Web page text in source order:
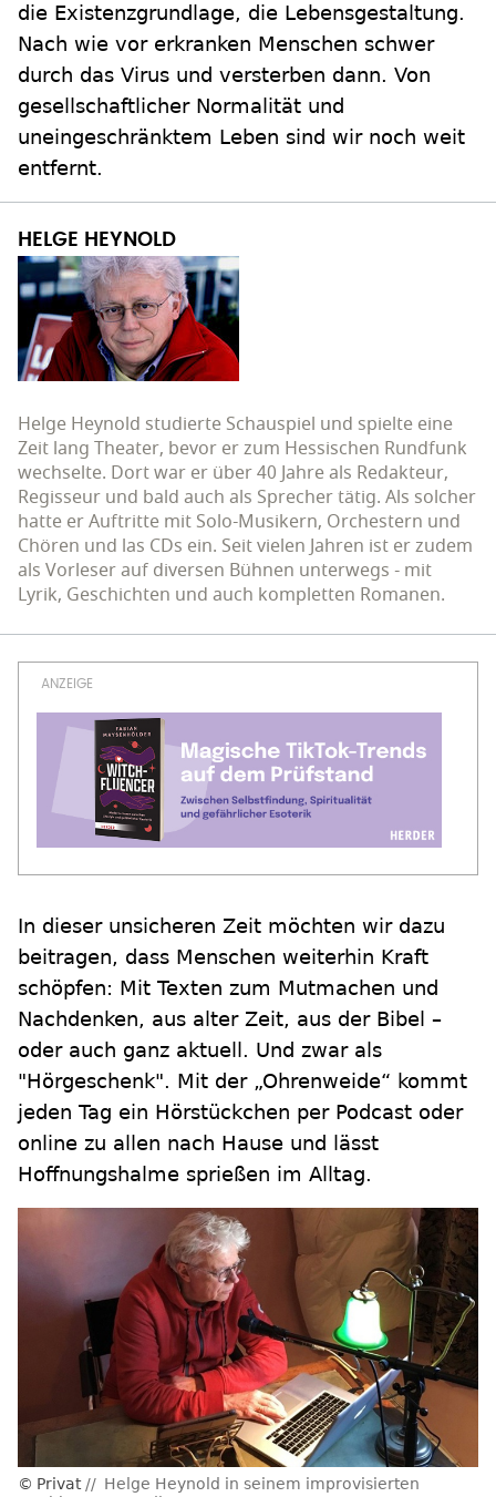
die Existenzgrundlage, die Lebensgestaltung.
Nach wie vor erkranken Menschen schwer
durch das Virus und versterben dann. Von
gesellschaftlicher Normalität und
uneingeschränktem Leben sind wir noch weit
entfernt.
HELGE HEYNOLD
Helge Heynold studierte Schauspiel und spielte eine
Zeit lang Theater, bevor er zum Hessischen Rundfunk
wechselte. Dort war er über 40 Jahre als Redakteur,
Regisseur und bald auch als Sprecher tätig. Als solcher
hatte er Auftritte mit Solo-Musikern, Orchestern und
Chören und las CDs ein. Seit vielen Jahren ist er zudem
als Vorleser auf diversen Bühnen unterwegs - mit
Lyrik, Geschichten und auch kompletten Romanen.
In dieser unsicheren Zeit möchten wir dazu
beitragen, dass Menschen weiterhin Kraft
schöpfen: Mit Texten zum Mutmachen und
Nachdenken, aus alter Zeit, aus der Bibel –
oder auch ganz aktuell. Und zwar als
"Hörgeschenk". Mit der „Ohrenweide“ kommt
jeden Tag ein Hörstückchen per Podcast oder
online zu allen nach Hause und lässt
Hoffnungshalme sprießen im Alltag.
Privat
Helge Heynold in seinem improvisierten